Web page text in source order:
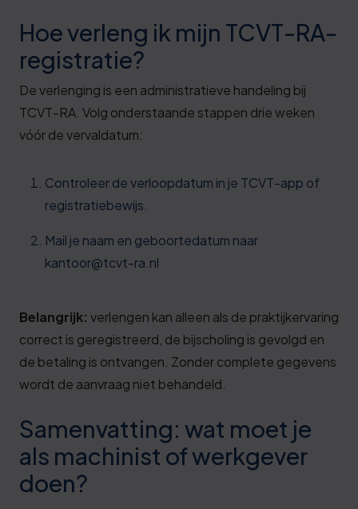
Hoe verleng ik mijn TCVT-RA-
registratie?
De verlenging is een administratieve handeling bij
TCVT-RA. Volg onderstaande stappen drie weken
vóór de vervaldatum:
Controleer de verloopdatum in je TCVT-app of
registratiebewijs.
Mail je naam en geboortedatum naar
kantoor@tcvt-ra.nl
Belangrijk: verlengen kan alleen als de praktijkervaring
correct is geregistreerd, de bijscholing is gevolgd en
de betaling is ontvangen. Zonder complete gegevens
wordt de aanvraag niet behandeld.
Samenvatting: wat moet je
als machinist of werkgever
doen?